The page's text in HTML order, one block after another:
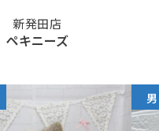
新発田店
ペキニーズ